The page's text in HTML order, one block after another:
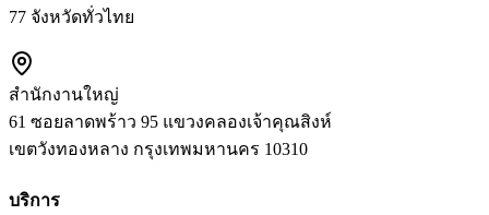
77 จังหวัดทั่วไทย
สำนักงานใหญ่
61 ซอยลาดพร้าว 95 แขวงคลองเจ้าคุณสิงห์
เขตวังทองหลาง กรุงเทพมหานคร 10310
บริการ